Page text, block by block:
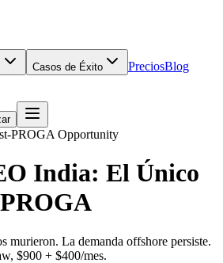
Casos de Éxito PreciosBlog
PROGA Opportunity
India: El Único
murieron. La demanda offshore persiste.
$900 + $400/mes.